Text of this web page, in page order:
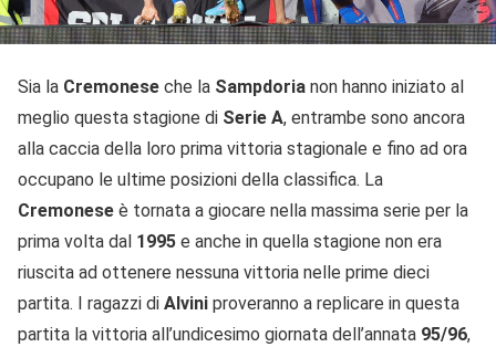
Sia la Cremonese che la Sampdoria non hanno iniziato al
meglio questa stagione di Serie A, entrambe sono ancora
alla caccia della loro prima vittoria stagionale e fino ad ora
occupano le ultime posizioni della classifica. La
Cremonese è tornata a giocare nella massima serie per la
prima volta dal 1995 e anche in quella stagione non era
riuscita ad ottenere nessuna vittoria nelle prime dieci
partita. I ragazzi di Alvini proveranno a replicare in questa
partita la vittoria all’undicesimo giornata dell’annata 95/96,